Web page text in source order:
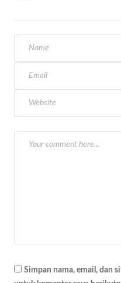
s
p
Simpan nama, email, dan